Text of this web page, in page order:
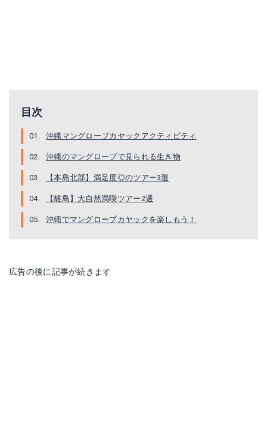
目次
沖縄マングローブカヤックアクティビティ
沖縄のマングローブで見られる生き物
【本島北部】満足度◎のツアー3選
【離島】大自然満喫ツアー2選
沖縄でマングローブカヤックを楽しもう！
広告の後に記事が続きます